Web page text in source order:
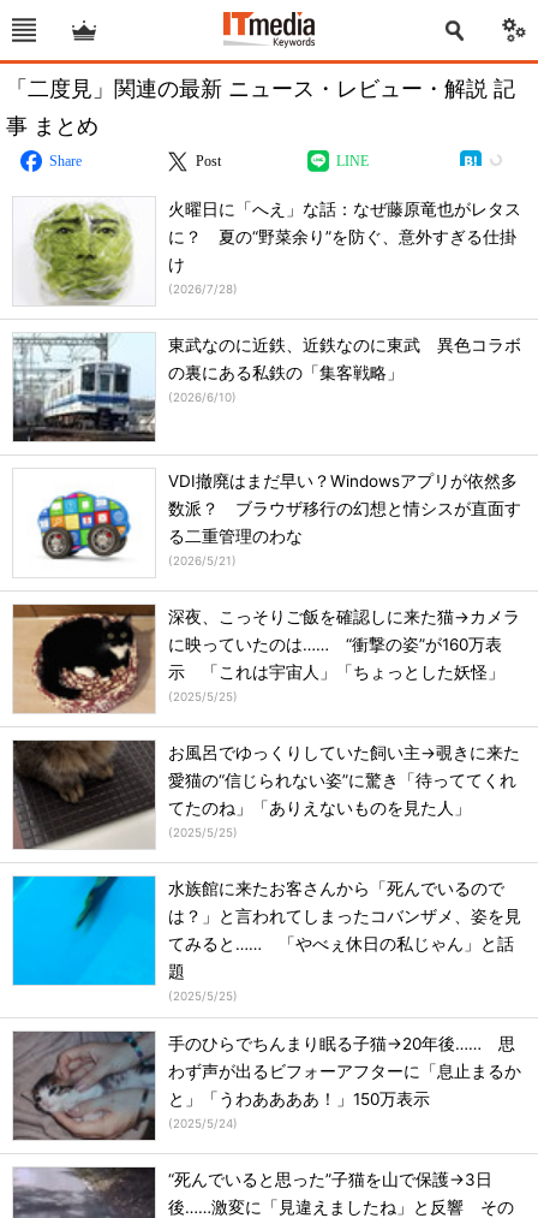
「二度見」関連の最新 ニュース・レビュー・解説 記
事 まとめ
Share Post LINE
火曜日に「へえ」な話：なぜ藤原竜也がレタス
に？ 夏の“野菜余り”を防ぐ、意外すぎる仕掛
け
(2026/7/28)
東武なのに近鉄、近鉄なのに東武 異色コラボ
の裏にある私鉄の「集客戦略」
(2026/6/10)
VDI撤廃はまだ早い？Windowsアプリが依然多
数派？ ブラウザ移行の幻想と情シスが直面す
る二重管理のわな
(2026/5/21)
深夜、こっそりご飯を確認しに来た猫→カメラ
に映っていたのは…… “衝撃の姿”が160万表
示 「これは宇宙人」「ちょっとした妖怪」
(2025/5/25)
お風呂でゆっくりしていた飼い主→覗きに来た
愛猫の“信じられない姿”に驚き「待っててくれ
てたのね」「ありえないものを見た人」
(2025/5/25)
水族館に来たお客さんから「死んでいるので
は？」と言われてしまったコバンザメ、姿を見
てみると…… 「やべぇ休日の私じゃん」と話
題
(2025/5/25)
手のひらでちんまり眠る子猫→20年後…… 思
わず声が出るビフォーアフターに「息止まるか
と」「うわああああ！」150万表示
(2025/5/24)
“死んでいると思った”子猫を山で保護→3日
後……激変に「見違えましたね」と反響 その